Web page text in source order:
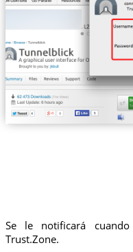
Se le notificará
Trust.Zone.